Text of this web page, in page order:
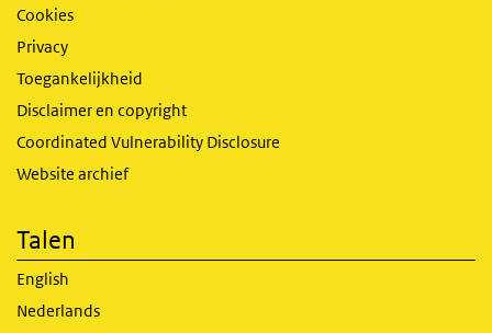
Cookies
Privacy
Toegankelijkheid
Disclaimer en copyright
Coordinated Vulnerability Disclosure
Website archief
Talen
English
Nederlands